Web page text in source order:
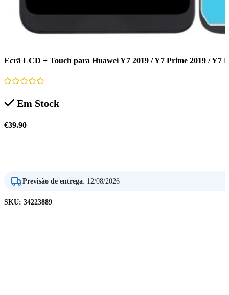
Ecrã LCD + Touch para Huawei Y7 2019 / Y7 Prime 2019 / Y7
Em Stock
€39.90
Previsão de entrega: 12/08/2026
SKU: 34223889